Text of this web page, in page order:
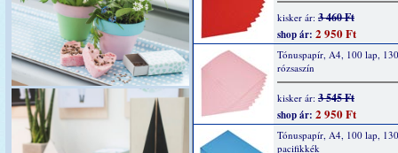
kisker ár: 3 460 Ft
shop ár: 2 950 Ft
Tónuspapír, A4, 100 lap,
rózsaszín
kisker ár: 3 545 Ft
shop ár: 2 950 Ft
Tónuspapír, A4, 100 lap,
pacifikkék